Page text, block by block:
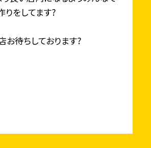
りをしてます?
お待ちしております?